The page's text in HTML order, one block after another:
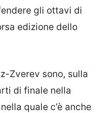
gli ottavi di
edizione dello
Zverev sono, sulla
di finale nella
quale c’è anche